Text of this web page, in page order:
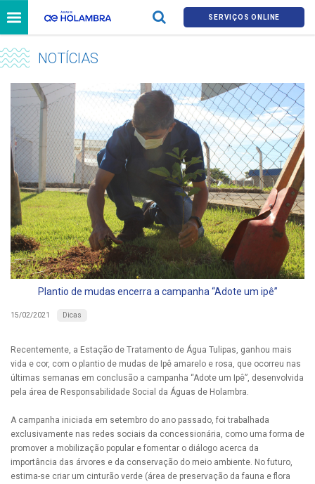
SERVIÇOS ONLINE
NOTÍCIAS
Plantio de mudas encerra a campanha “Adote um ipê”
15/02/2021 Dicas
Recentemente, a Estação de Tratamento de Água Tulipas, ganhou mais
vida e cor, com o plantio de mudas de Ipê amarelo e rosa, que ocorreu nas
últimas semanas em conclusão a campanha “Adote um Ipê”, desenvolvida
pela área de Responsabilidade Social da Águas de Holambra.
A campanha iniciada em setembro do ano passado, foi trabalhada
exclusivamente nas redes sociais da concessionária, como uma forma de
promover a mobilização popular e fomentar o diálogo acerca da
importância das árvores e da conservação do meio ambiente. No futuro,
estima-se criar um cinturão verde (área de preservação da fauna e flora